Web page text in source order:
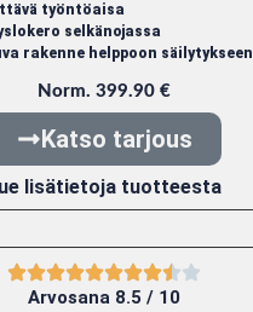
työntöaisa
selkänojassa
rakenne helppoon säilytykseen
Norm. 399.90 €
Katso tarjous
lisätietoja tuotteesta
Arvosana 8.5 / 10